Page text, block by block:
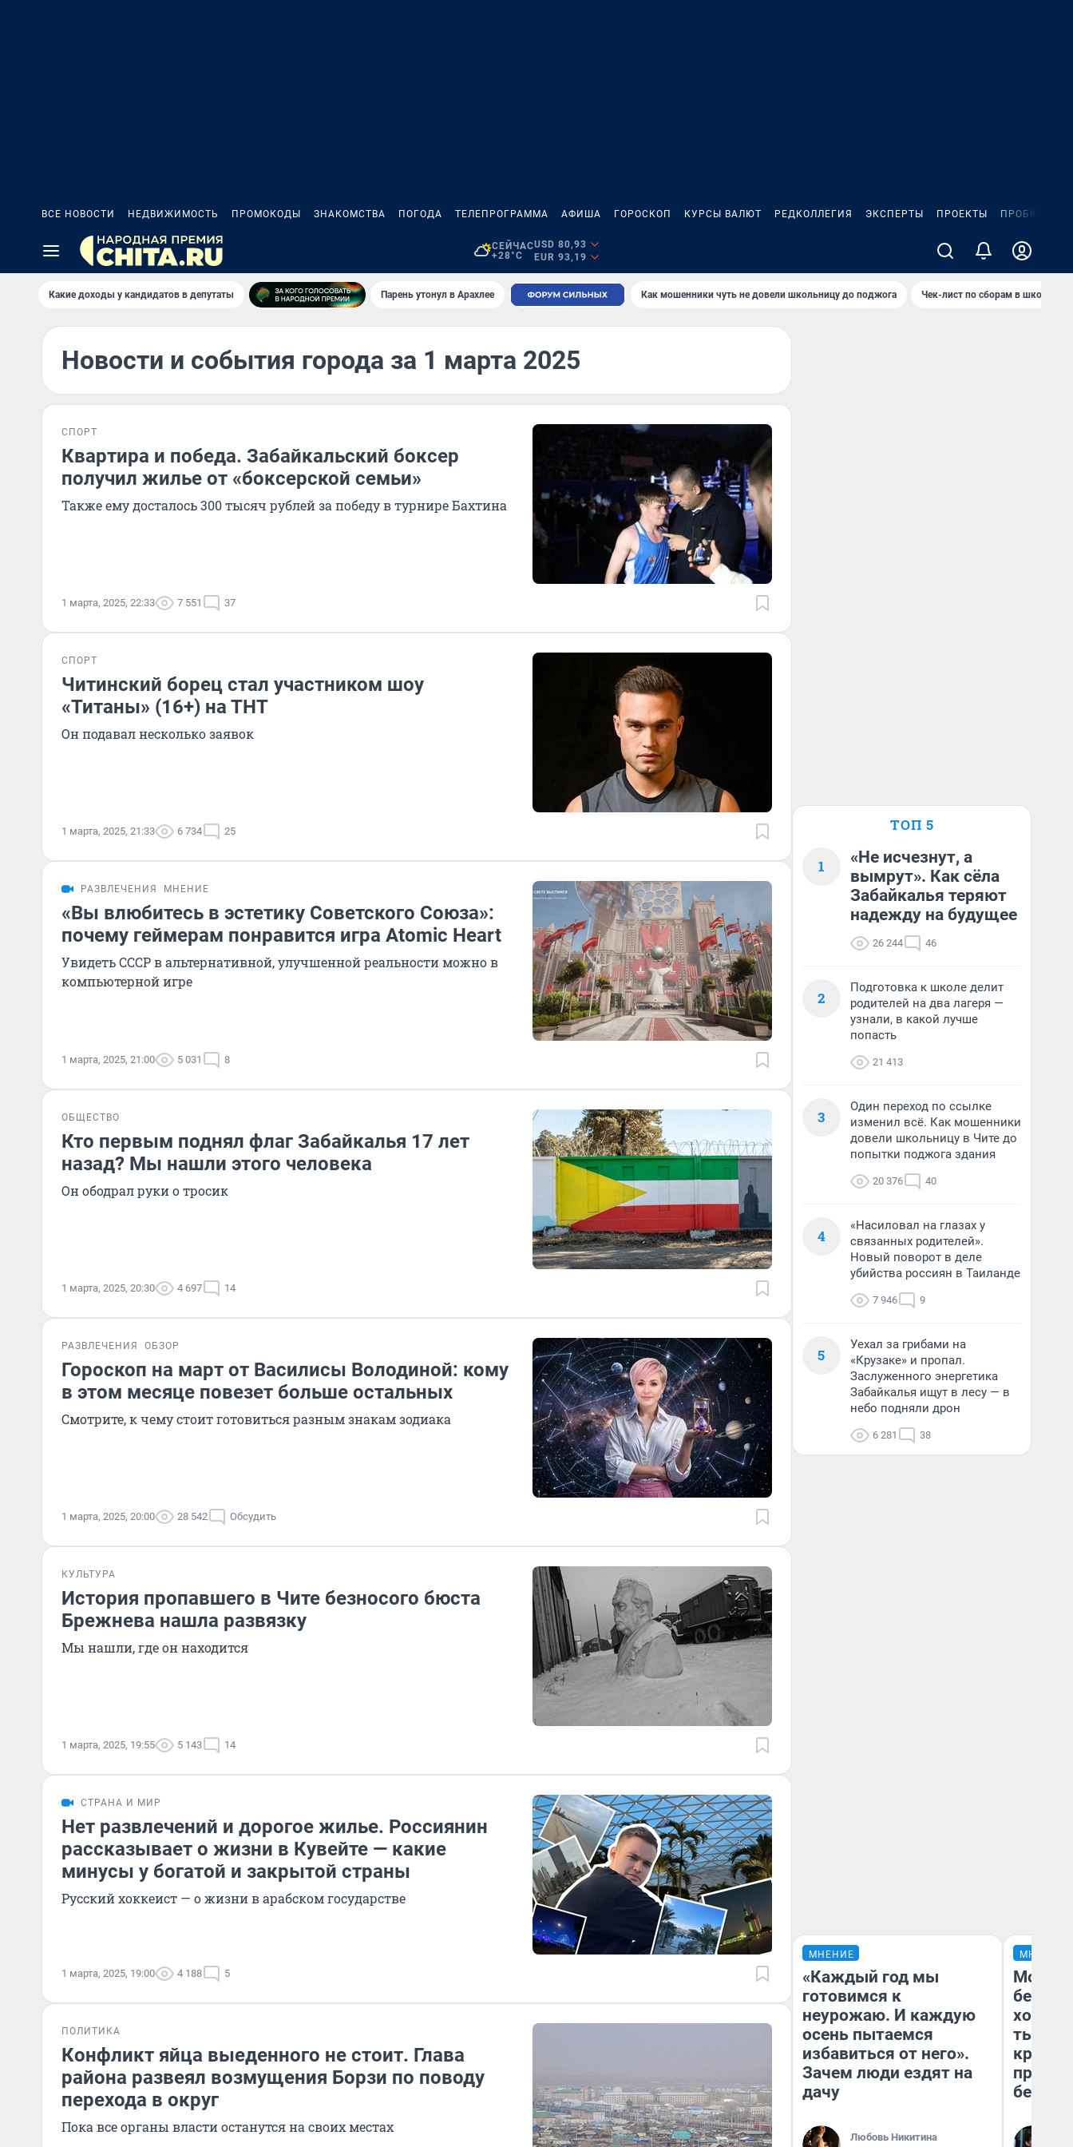
ВСЕ НОВОСТИ НЕДВИЖИМОСТЬ ПРОМОКОДЫ ЗНАКОМСТВА ПОГОДА ТЕЛЕПРОГРАММА АФИША ГОРОСКОП КУРСЫ ВАЛЮТ РЕДКОЛЛЕГИЯ ЭКСПЕРТЫ ПРОЕКТЫ ПРОБКИ
СЕЙЧАС
+28°C
USD 80,93
EUR 93,19
Какие доходы у кандидатов в депутаты Парень утонул в Арахлее Как мошенники чуть не довели школьницу до поджога Чек-лист по сборам в школу в
Новости и события города за 1 марта 2025
СПОРТ
Квартира и победа. Забайкальский боксер
получил жилье от «боксерской семьи»
Также ему досталось 300 тысяч рублей за победу в турнире Бахтина
1 марта, 2025, 22:33 7 551 37
СПОРТ
Читинский борец стал участником шоу
«Титаны» (16+) на ТНТ
Он подавал несколько заявок
1 марта, 2025, 21:33 6 734 25
РАЗВЛЕЧЕНИЯ МНЕНИЕ
«Вы влюбитесь в эстетику Советского Союза»:
почему геймерам понравится игра Atomic Heart
Увидеть СССР в альтернативной, улучшенной реальности можно в
компьютерной игре
1 марта, 2025, 21:00 5 031 8
ОБЩЕСТВО
Кто первым поднял флаг Забайкалья 17 лет
назад? Мы нашли этого человека
Он ободрал руки о тросик
1 марта, 2025, 20:30 4 697 14
РАЗВЛЕЧЕНИЯ ОБЗОР
Гороскоп на март от Василисы Володиной: кому
в этом месяце повезет больше остальных
Смотрите, к чему стоит готовиться разным знакам зодиака
1 марта, 2025, 20:00 28 542 Обсудить
КУЛЬТУРА
История пропавшего в Чите безносого бюста
Брежнева нашла развязку
Мы нашли, где он находится
1 марта, 2025, 19:55 5 143 14
СТРАНА И МИР
Нет развлечений и дорогое жилье. Россиянин
рассказывает о жизни в Кувейте — какие
минусы у богатой и закрытой страны
Русский хоккеист — о жизни в арабском государстве
1 марта, 2025, 19:00 4 188 5
ПОЛИТИКА
Конфликт яйца выеденного не стоит. Глава
района развеял возмущения Борзи по поводу
перехода в округ
Пока все органы власти останутся на своих местах
ТОП 5
1
«Не исчезнут, а
вымрут». Как сёла
Забайкалья теряют
надежду на будущее
26 244 46
2
Подготовка к школе делит
родителей на два лагеря —
узнали, в какой лучше
попасть
21 413
3
Один переход по ссылке
изменил всё. Как мошенники
довели школьницу в Чите до
попытки поджога здания
20 376 40
4
«Насиловал на глазах у
связанных родителей».
Новый поворот в деле
убийства россиян в Таиланде
7 946 9
5
Уехал за грибами на
«Крузаке» и пропал.
Заслуженного энергетика
Забайкалья ищут в лесу — в
небо подняли дрон
6 281 38
МНЕНИЕ
«Каждый год мы
готовимся к
неурожаю. И каждую
осень пытаемся
избавиться от него».
Зачем люди ездят на
дачу
Любовь Никитина
МНЕНИЕ
Мой
хотела
тысяч,